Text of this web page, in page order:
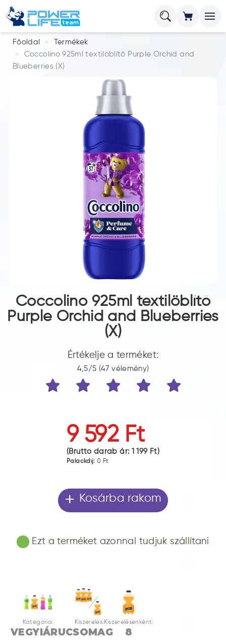
Főoldal
Termékek
Coccolino 925ml textilöblítő Purple Orchid and
Blueberries (X)
Coccolino 925ml textilöblítő
Purple Orchid and Blueberries
(X)
Értékelje a terméket:
4,5/5 (47 vélemény)
9 592 Ft
(Bruttó darab ár: 1 199 Ft)
Palackdíj:0 Ft
+ Kosárba rakom
Ezt a terméket azonnal tudjuk szállítani
Kategória:
VEGYIÁRU
Kiszerelés:
CSOMAG
Kiszerelésenként:
8